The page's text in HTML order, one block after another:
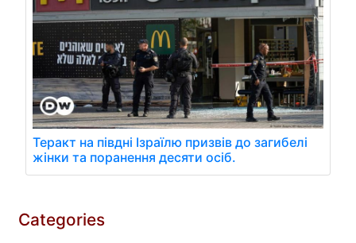
Теракт на півдні Ізраїлю призвів до загибелі
жінки та поранення десяти осіб.
Categories